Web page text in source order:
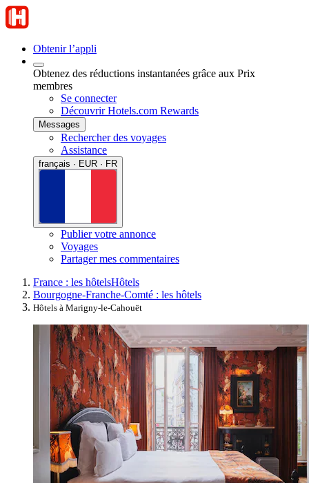
Obtenir l’appli
Obtenez des réductions instantanées grâce aux Prix
membres
Se connecter
Découvrir Hotels.com Rewards
Messages
Rechercher des voyages
Assistance
français · EUR · FR
Publier votre annonce
Voyages
Partager mes commentaires
France : les hôtelsHôtels
Bourgogne-Franche-Comté : les hôtels
Hôtels à Marigny-le-Cahouët